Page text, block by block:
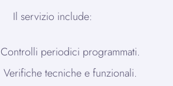
Il servizio include:
Controlli periodici programmati.
Verifiche tecniche e funzionali.